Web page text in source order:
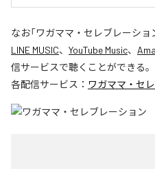
なお「ワガママ・セレブレーショ
LINE MUSIC、 YouTube Music、
信サービスで聴くことができる。
各配信サービス： ワガママ・セ